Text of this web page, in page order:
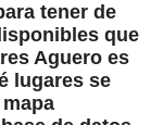
tener de
que
Aguero es
lugares se